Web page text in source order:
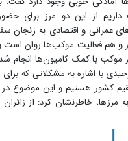
از این دو مرز برای
عمرانی و اقتصادی به زنجان
و کار انتقال نزدیک به چهار هزارو ۷۰۰ تا ۵ هزار
با اشاره به مشکلاتی که
مقیم کشور هستیم و این
خاطرنشان کرد: از